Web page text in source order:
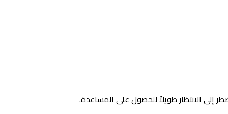
إلى الانتظار طويلاً للحصول على المساعدة.